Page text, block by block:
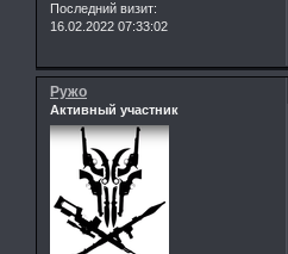
Последний визит:
16.02.2022 07:33:02
Ружо
Активный участник